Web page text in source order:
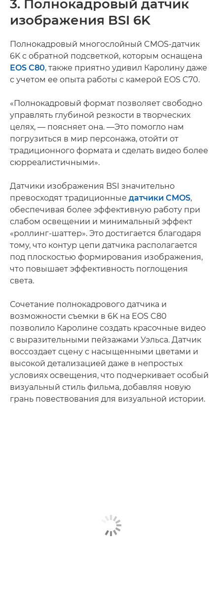
3. Полнокадровый датчик
изображения BSI 6K
Полнокадровый многослойный CMOS-датчик
6K с обратной подсветкой, которым оснащена
EOS C80, также приятно удивил Каролину даже
с учетом ее опыта работы с камерой EOS C70.
«Полнокадровый формат позволяет свободно
управлять глубиной резкости в творческих
целях, — поясняет она. —Это помогло нам
погрузиться в мир персонажа, отойти от
традиционного формата и сделать видео более
сюрреалистичными».
Датчики изображения BSI значительно
превосходят традиционные датчики CMOS,
обеспечивая более эффективную работу при
слабом освещении и минимальный эффект
«роллинг-шаттер». Это достигается благодаря
тому, что контур цепи датчика располагается
под плоскостью формирования изображения,
что повышает эффективность поглощения
света.
Сочетание полнокадрового датчика и
возможности съемки в 6K на EOS C80
позволило Каролине создать красочные видео
с выразительными пейзажами Уэльса. Датчик
воссоздает сцену с насыщенными цветами и
высокой детализацией даже в непростых
условиях освещения, что подчеркивает особый
визуальный стиль фильма, добавляя новую
грань повествования для визуальной истории.